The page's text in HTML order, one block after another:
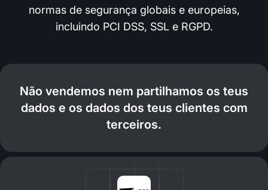
normas de segurança globais e europeias,
incluindo PCI DSS, SSL e RGPD.
Não vendemos nem partilhamos os teus
dados e os dados dos teus clientes com
terceiros.